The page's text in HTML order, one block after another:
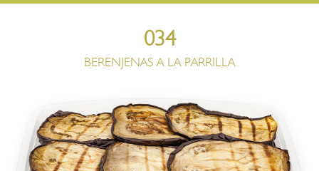
034
BERENJENAS A LA PARRILLA